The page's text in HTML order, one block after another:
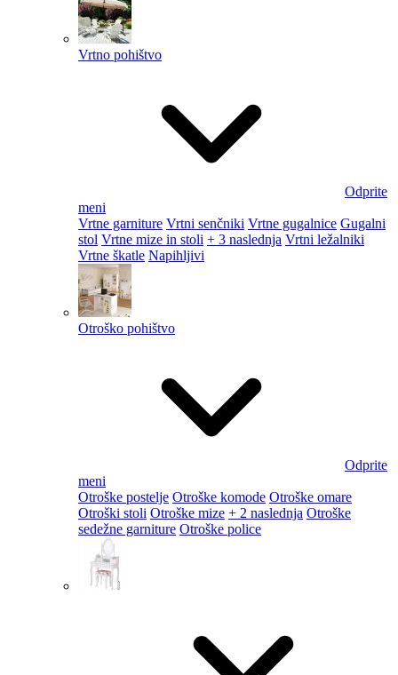
Vrtno pohištvo
Odprite
meni
Vrtne garniture Vrtni senčniki Vrtne gugalnice Gugalni
stol Vrtne mize in stoli + 3 naslednja Vrtni ležalniki
Vrtne škatle Napihljivi
Otroško pohištvo
Odprite
meni
Otroške postelje Otroške komode Otroške omare
Otroški stoli Otroške mize + 2 naslednja Otroške
sedežne garniture Otroške police